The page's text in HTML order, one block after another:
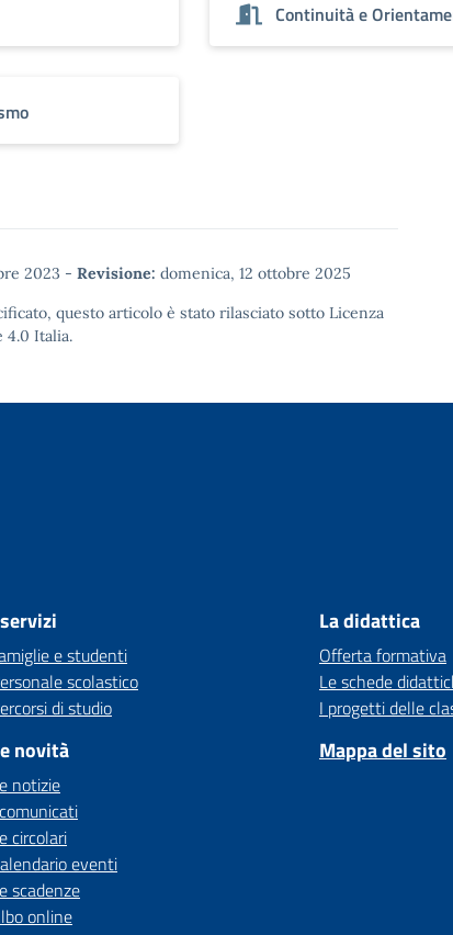
Continuità e
2023 - Revisione: domenica, 12 ottobre 2025
questo articolo è stato rilasciato sotto Licenza
4.0 Italia.
e studenti
scolastico
di studio
novità
notizie
circolari
eventi
scadenze
online
La didattica
Offerta formativa
Le schede
I progetti delle
Mappa del sito